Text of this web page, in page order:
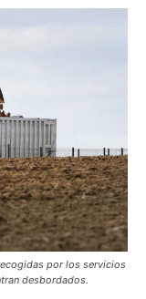
por los servicios
desbordados.